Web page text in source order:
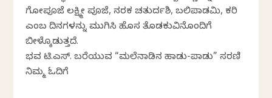
ಗೋಪೂಜೆ ಲಕ್ಷ್ಮೀ ಪೂಜೆ, ನರಕ ಚತುರ್ದಶಿ, ಬಲಿಪಾಡ್ಯಮಿ, ಕರಿ
ಎಂಬ ದಿನಗಳನ್ನು ಮುಗಿಸಿ ಹೊಸ ತೊಡಕುವಿನೊಂದಿಗೆ
ಬೀಳ್ಕೊಡುತ್ತದೆ.
ಭವ್ಯ ಟಿ.ಎಸ್. ಬರೆಯುವ “ಮಲೆನಾಡಿನ ಹಾಡು-ಪಾಡು” ಸರಣಿ
ನಿಮ್ಮ ಓದಿಗೆ